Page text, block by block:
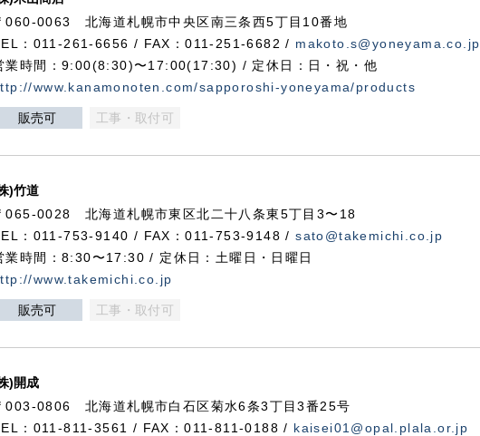
060-0063 北海道札幌市中央区南三条西5丁目10番地
：011-261-6656 / FAX：011-251-6682 / makoto.s@yoneyama.co.jp
業時間：9:00(8:30)〜17:00(17:30) / 定休日：日・祝・他
www.kanamonoten.com/sapporoshi-yoneyama/products
販売可 工事・取付可
)竹道
065-0028 北海道札幌市東区北二十八条東5丁目3〜18
：011-753-9140 / FAX：011-753-9148 /sato@takemichi.co.jp
業時間：8:30〜17:30 / 定休日：土曜日・日曜日
www.takemichi.co.jp
販売可 工事・取付可
)開成
003-0806 北海道札幌市白石区菊水6条3丁目3番25号
：011-811-3561 / FAX：011-811-0188 / kaisei01@opal.plala.or.jp